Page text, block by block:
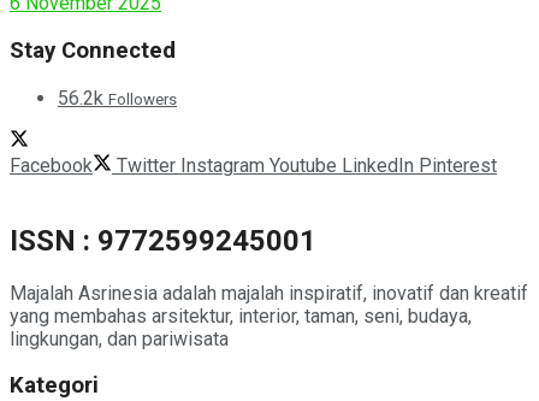
Stay Connected
56.2k Followers
Facebook Twitter Instagram Youtube LinkedIn Pinterest
ISSN : 9772599245001
Majalah Asrinesia adalah majalah inspiratif, inovatif dan kreatif
yang membahas arsitektur, interior, taman, seni, budaya,
lingkungan, dan pariwisata
Kategori